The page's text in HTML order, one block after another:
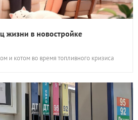
жизни в новостройке
и котом во время топливного кризиса